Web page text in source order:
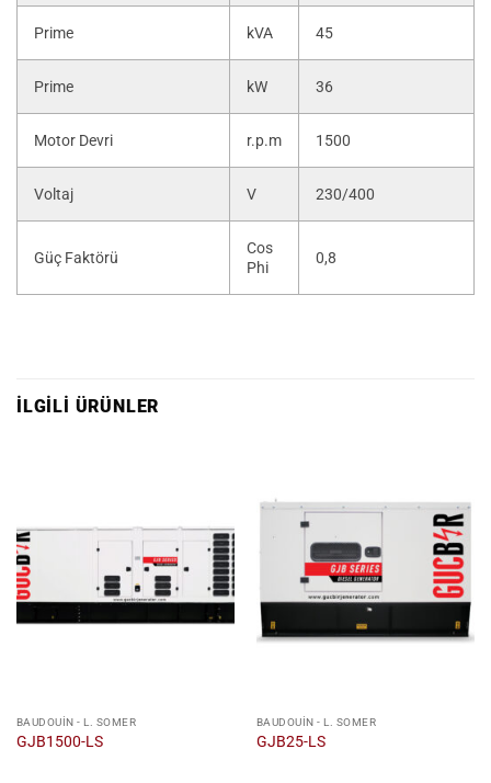
Prime kVA 45
Prime kW 36
Motor Devri r.p.m 1500
Voltaj V 230/400
Güç Faktörü
Cos
Phi
0,8
İLGILI ÜRÜNLER
BAUDOUIN - L. SOMER
GJB1500-LS
BAUDOUIN - L. SOMER
GJB25-LS